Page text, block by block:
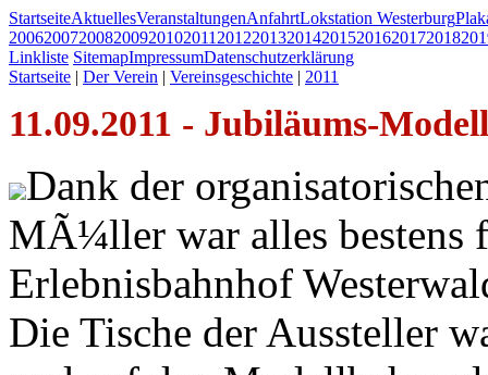
StartseiteAktuellesVeranstaltungenAnfahrtLokstation Westerburg
200620072008200920102011 2012201320142015201620172018
Linkliste SitemapImpressumDatenschutzerklärung
Startseite | Der Verein | Vereinsgeschichte | 2011
11.09.2011 - Jubiläums-
Dank der
MÃ¼ller war alles bestens
Erlebnisbahnhof
Die Tische der Aussteller